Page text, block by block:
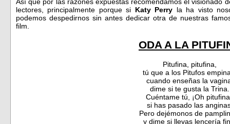
lectores, principalmente porque si Katy Perry la ha visto
podemos despedirnos sin antes dedicar otra de nuestras
film.
ODA A LA
Pitufina, pitufina,
tú que a los Pitufos
cuando enseñas la
dime si te gusta la Trina.
Cuéntame tú, ¡Oh
si has pasado las
Pero dejémonos de
y dime si llevas lencería